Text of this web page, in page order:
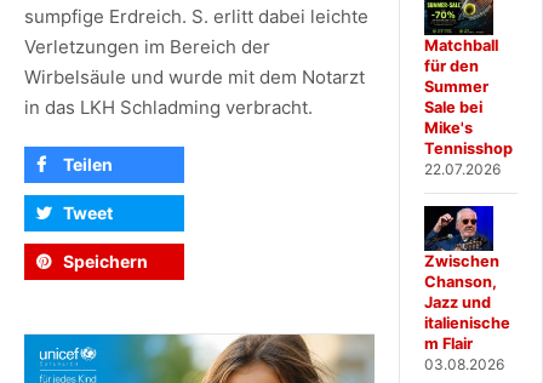
sumpfige Erdreich. S. erlitt dabei leichte
Verletzungen im Bereich der
Wirbelsäule und wurde mit dem Notarzt
in das LKH Schladming verbracht.
Teilen
Tweet
Speichern
Matchball
für den
Summer
Sale bei
Mike's
Tennisshop
22.07.2026
Zwischen
Chanson,
Jazz und
italienische
m Flair
03.08.2026